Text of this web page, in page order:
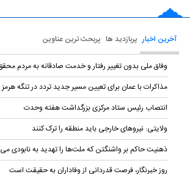
آخرین اخبار پربازدید ها پربحث ترین عناوین
وفاق ملی بدون تغییر رفتار و خدمت صادقانه به مردم
مذاکرات با عمان برای تعیین مسیر جدید تردد در تنگه هرمز
انتصاب رئیس ستاد مرکزی بزرگداشت هفته وحدت
ولایتی: نیروهای خارجی باید منطقه را ترک کنند
ذهنیت حاکم بر واشنگتن که ملت‌ها را تهدید به نابودی
روز خبرنگار، فرصت قدردانی از وفاداران به حقیقت است